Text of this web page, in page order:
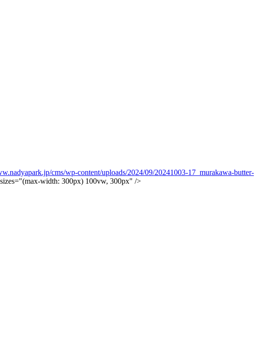
cms/wp-content/uploads/2024/09/20241003-17_murakawa-butter-
width: 300px) 100vw, 300px" />